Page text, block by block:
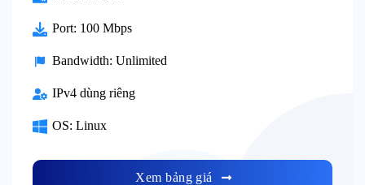
Port: 100 Mbps
Bandwidth: Unlimited
IPv4 dùng riêng
OS: Linux
Xem bảng giá